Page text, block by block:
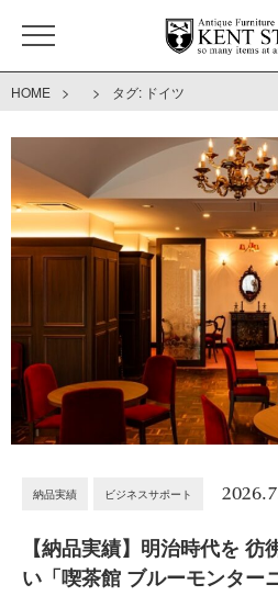
HOME > > タグ: ドイツ
納品実績 ビジネスサポート
【納品実績】明治時代を 彷
い「喫茶館 ブルーモンター